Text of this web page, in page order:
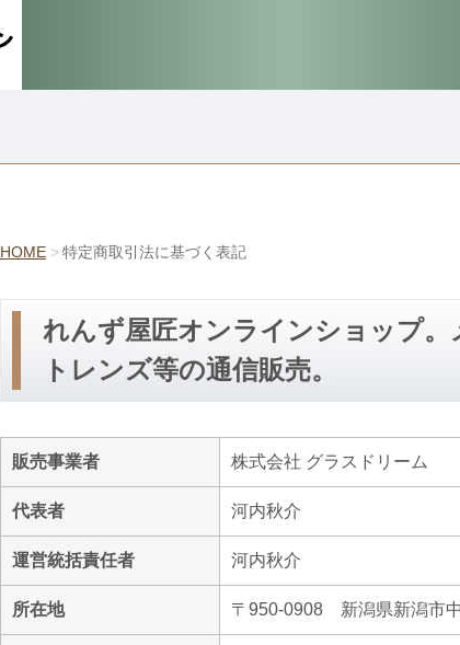
HOME 特定商取引法に基づく表記
れんず屋匠オンラインショップ
トレンズ等の通信販売。
販売事業者 株式会社 グラスドリーム
代表者 河内秋介
運営統括責任者 河内秋介
所在地 〒950-0908 新潟県新潟市